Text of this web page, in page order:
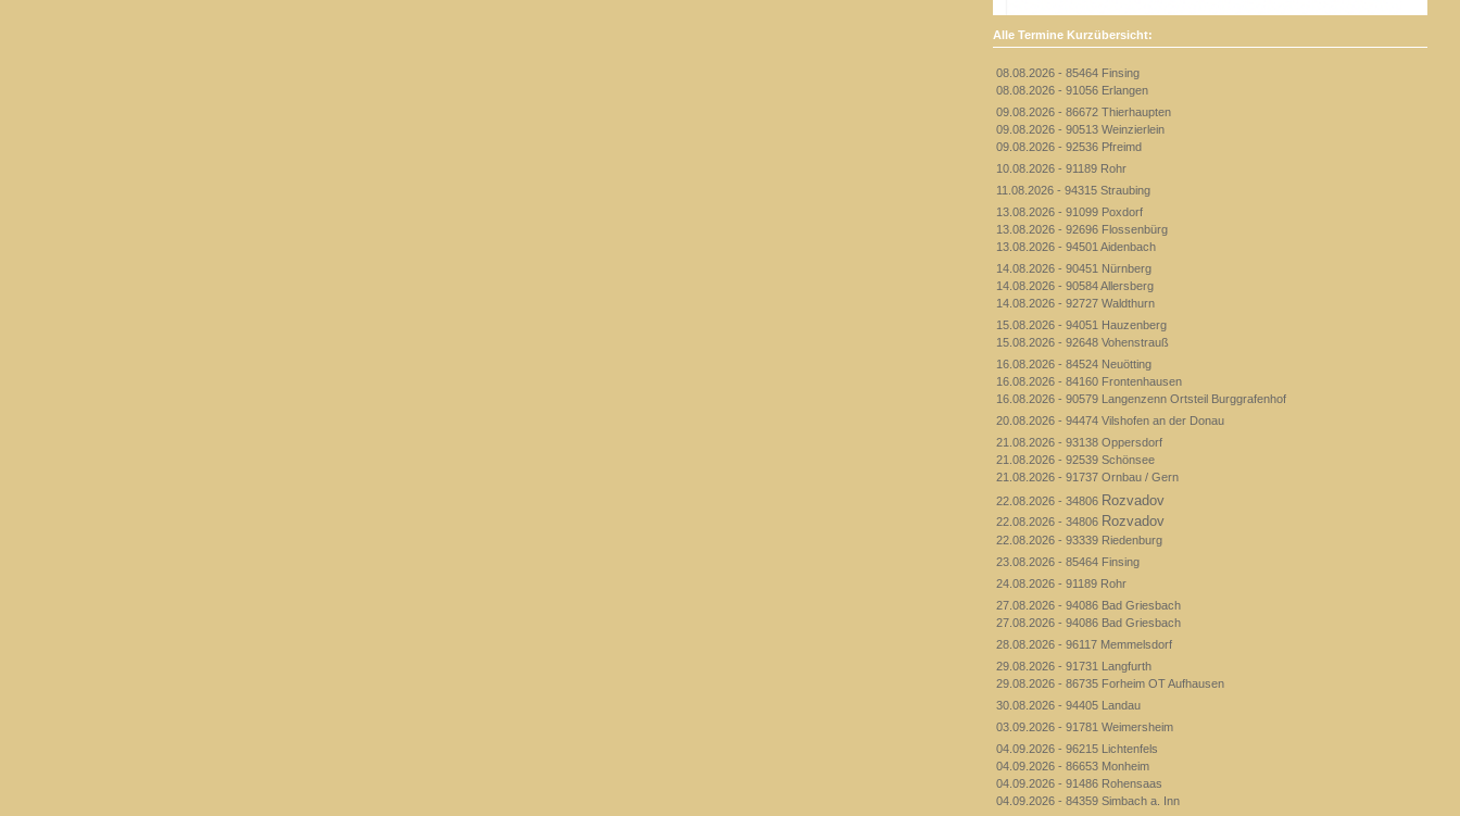
Alle Termine Kurzübersicht:
08.08.2026 - 85464 Finsing
08.08.2026 - 91056 Erlangen
09.08.2026 - 86672 Thierhaupten
09.08.2026 - 90513 Weinzierlein
09.08.2026 - 92536 Pfreimd
10.08.2026 - 91189 Rohr
11.08.2026 - 94315 Straubing
13.08.2026 - 91099 Poxdorf
13.08.2026 - 92696 Flossenbürg
13.08.2026 - 94501 Aidenbach
14.08.2026 - 90451 Nürnberg
14.08.2026 - 90584 Allersberg
14.08.2026 - 92727 Waldthurn
15.08.2026 - 94051 Hauzenberg
15.08.2026 - 92648 Vohenstrauß
16.08.2026 - 84524 Neuötting
16.08.2026 - 84160 Frontenhausen
16.08.2026 - 90579 Langenzenn Ortsteil Burggrafenhof
20.08.2026 - 94474 Vilshofen an der Donau
21.08.2026 - 93138 Oppersdorf
21.08.2026 - 92539 Schönsee
21.08.2026 - 91737 Ornbau / Gern
22.08.2026 - 34806 Rozvadov
22.08.2026 - 34806 Rozvadov
22.08.2026 - 93339 Riedenburg
23.08.2026 - 85464 Finsing
24.08.2026 - 91189 Rohr
27.08.2026 - 94086 Bad Griesbach
27.08.2026 - 94086 Bad Griesbach
28.08.2026 - 96117 Memmelsdorf
29.08.2026 - 91731 Langfurth
29.08.2026 - 86735 Forheim OT Aufhausen
30.08.2026 - 94405 Landau
03.09.2026 - 91781 Weimersheim
04.09.2026 - 96215 Lichtenfels
04.09.2026 - 86653 Monheim
04.09.2026 - 91486 Rohensaas
04.09.2026 - 84359 Simbach a. Inn